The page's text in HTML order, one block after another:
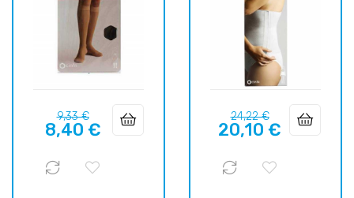
Precio
regular
9,33 €Precio
8,40 €
Precio
regular
24,22 €Precio
20,10 €